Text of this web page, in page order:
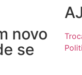
novo
se